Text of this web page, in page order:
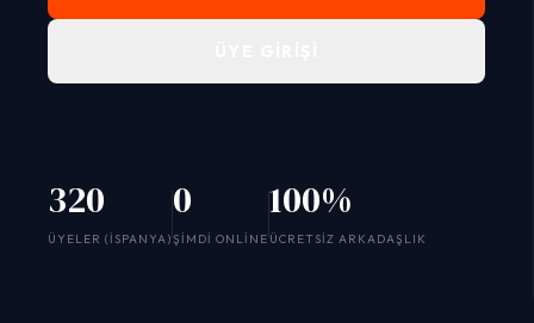
320
ÜYELER (ISPANYA)
0
ŞIMDI ONLINE
100%
ÜCRETSIZ ARKADAŞLIK